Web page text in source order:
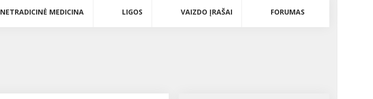
NETRADICINĖ MEDICINA LIGOS VAIZDO ĮRAŠAI FORUMAS